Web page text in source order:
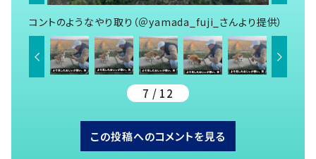
コントのようなやり取り（＠yamada_fuji_さんより提供）
7 / 12
この投稿へのコメントを見る